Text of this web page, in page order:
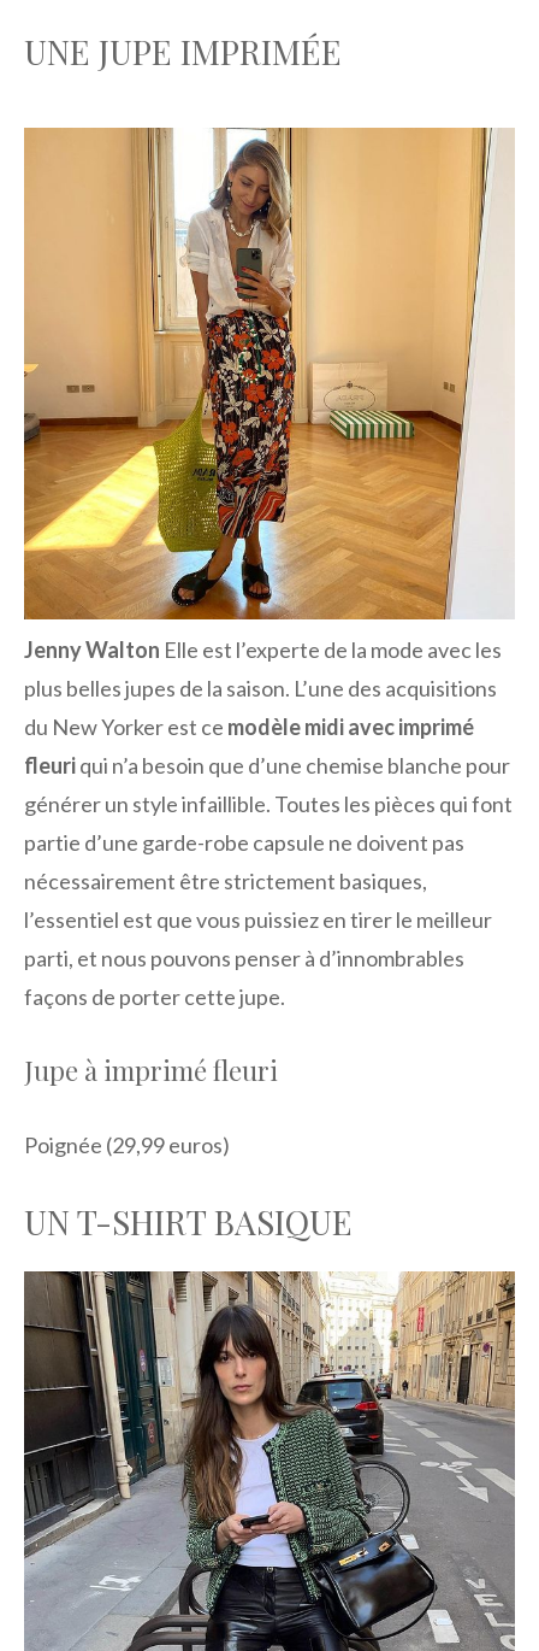
UNE JUPE IMPRIMÉE
Jenny Walton Elle est l’experte de la mode avec les
plus belles jupes de la saison. L’une des acquisitions
du New Yorker est ce modèle midi avec imprimé
fleuriqui n’a besoin que d’une chemise blanche pour
générer un style infaillible. Toutes les pièces qui font
partie d’une garde-robe capsule ne doivent pas
nécessairement être strictement basiques,
l’essentiel est que vous puissiez en tirer le meilleur
parti, et nous pouvons penser à d’innombrables
façons de porter cette jupe.
Jupe à imprimé fleuri
Poignée (29,99 euros)
UN T-SHIRT BASIQUE